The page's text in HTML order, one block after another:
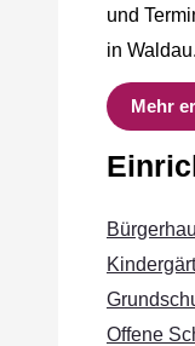
und
in Waldau.
Mehr
Offene